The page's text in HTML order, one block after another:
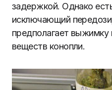
задержкой. Однако
исключающий
предполагает выжимку
веществ конопли.